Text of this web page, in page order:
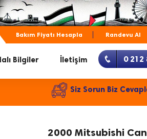
Bakım Fiyatı Hesapla Randevu Al
Bilgiler İletişim 0 212
Siz Sorun Biz
2000 Mitsubishi